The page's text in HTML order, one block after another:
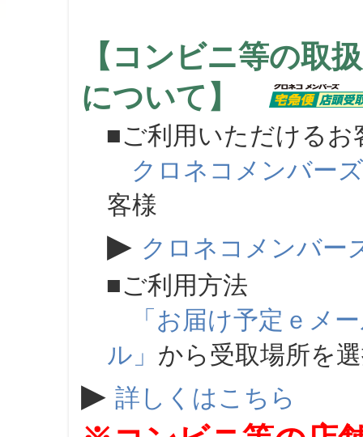
【コンビニ等の取
について】
■ご利用いただけるお
クロネコメンバーズ
客様
▶ クロネコメンバー
■ご利用方法
「お届け予定ｅメ
ル」 から受取場所を
▶ 詳しくはこちら